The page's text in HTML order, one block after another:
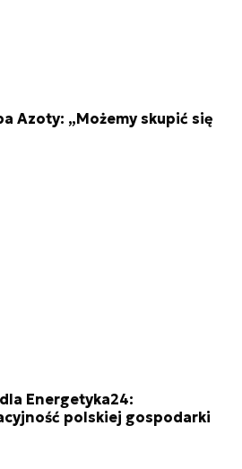
Azoty: „Możemy skupić się
Energetyka24:
polskiej gospodarki